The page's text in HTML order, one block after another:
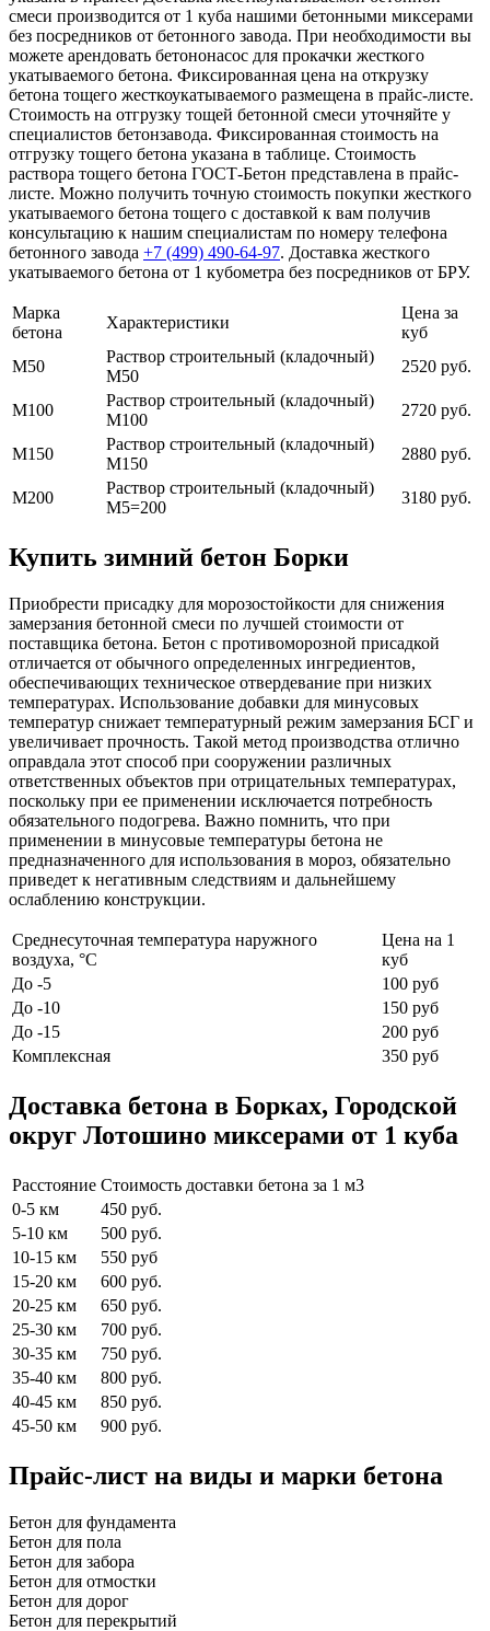
смеси производится от 1 куба нашими бетонными миксерами
без посредников от бетонного завода. При необходимости вы
можете арендовать бетононасос для прокачки жесткого
укатываемого бетона. Фиксированная цена на открузку
бетона тощего жесткоукатываемого размещена в прайс-листе.
Стоимость на отгрузку тощей бетонной смеси уточняйте у
специалистов бетонзавода. Фиксированная стоимость на
отгрузку тощего бетона указана в таблице. Стоимость
раствора тощего бетона ГОСТ-Бетон представлена в прайс-
листе. Можно получить точную стоимость покупки жесткого
укатываемого бетона тощего с доставкой к вам получив
консультацию к нашим специалистам по номеру телефона
бетонного завода +7 (499) 490-64-97. Доставка жесткого
укатываемого бетона от 1 кубометра без посредников от БРУ.
Марка
бетона
Характеристики
Цена за
куб
М50
Раствор строительный (кладочный)
М50
2520 руб.
М100
Раствор строительный (кладочный)
М100
2720 руб.
М150
Раствор строительный (кладочный)
М150
2880 руб.
М200
Раствор строительный (кладочный)
М5=200
3180 руб.
Купить зимний бетон Борки
Приобрести присадку для морозостойкости для снижения
замерзания бетонной смеси по лучшей стоимости от
поставщика бетона. Бетон с противоморозной присадкой
отличается от обычного определенных ингредиентов,
обеспечивающих техническое отвердевание при низких
температурах. Использование добавки для минусовых
температур снижает температурный режим замерзания БСГ и
увеличивает прочность. Такой метод производства отлично
оправдала этот способ при сооружении различных
ответственных объектов при отрицательных температурах,
поскольку при ее применении исключается потребность
обязательного подогрева. Важно помнить, что при
применении в минусовые температуры бетона не
предназначенного для использования в мороз, обязательно
приведет к негативным следствиям и дальнейшему
ослаблению конструкции.
Среднесуточная температура наружного
воздуха, °C
Цена на 1
куб
До -5
100 руб
До -10
150 руб
До -15
200 руб
Комплексная
350 руб
Доставка бетона в Борках, Городской
округ Лотошино миксерами от 1 куба
Расстояние Стоимость доставки бетона за 1 м3
0-5 км
450 руб.
5-10 км
500 руб.
10-15 км
550 руб
15-20 км
600 руб.
20-25 км
650 руб.
25-30 км
700 руб.
30-35 км
750 руб.
35-40 км
800 руб.
40-45 км
850 руб.
45-50 км
900 руб.
Прайс-лист на виды и марки бетона
Бетон для фундамента
Бетон для пола
Бетон для забора
Бетон для отмостки
Бетон для дорог
Бетон для перекрытий